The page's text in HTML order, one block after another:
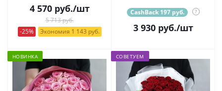
4 570руб./шт
5 713 руб.
-25%
Экономия 1 143 руб.
CashBack 197 руб. ?
3 930руб./шт
НОВИНКА СОВЕТУЕМ